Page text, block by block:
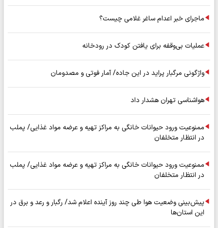
ماجرای خبر اعدام ساغر غلامی چیست؟
عملیات بی‌وقفه برای یافتن کودک در رودخانه
واژگونی مرگبار پراید در این جاده/ آمار فوتی و مصدومان
هواشناسی تهران هشدار داد
ممنوعیت ورود حیوانات خانگی به مراکز تهیه و عرضه مواد غذایی/ پملب
در انتظار متخلفان
ممنوعیت ورود حیوانات خانگی به مراکز تهیه و عرضه مواد غذایی/ پملب
در انتظار متخلفان
پیش‌بینی وضعیت هوا طی چند روز آینده اعلام شد/ رگبار و رعد و برق در
این استان‌ها